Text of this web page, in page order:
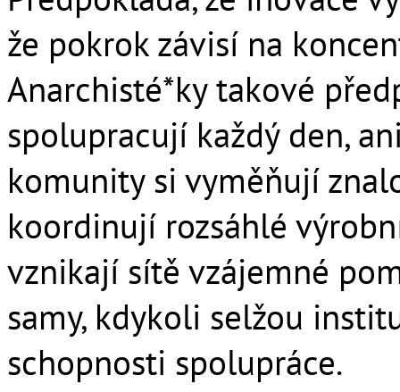
že pokrok závisí na
Anarchisté*ky takové
spolupracují každý den,
komunity si vyměňují
koordinují rozsáhlé
vznikají sítě vzájemné
samy, kdykoli selžou
schopnosti spolupráce.